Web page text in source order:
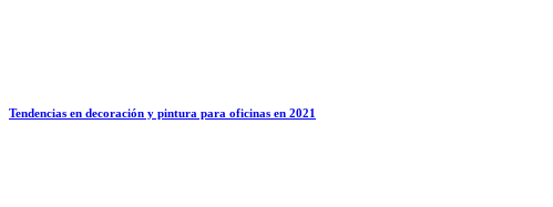
Tendencias en decoración y pintura para oficinas en 2021